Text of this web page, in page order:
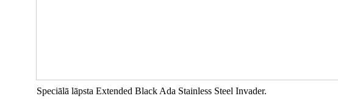
Speciālā lāpsta Extended Black Ada Stainless Steel Invader.